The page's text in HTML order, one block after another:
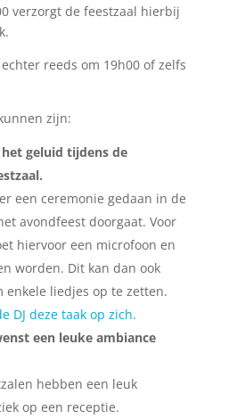
verzorgt de feestzaal hierbij
echter reeds om 19h00 of zelfs
zijn:
geluid tijdens de
een ceremonie gedaan in de
avondfeest doorgaat. Voor
hiervoor een microfoon en
worden. Dit kan dan ook
enkele liedjes op te zetten.
DJ deze taak op zich.
een leuke ambiance
hebben een leuk
op een receptie.